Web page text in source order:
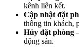
kênh liên kết.
Cập nhật đặt
thông tin khách,
Hủy đặt phòng
động sản.